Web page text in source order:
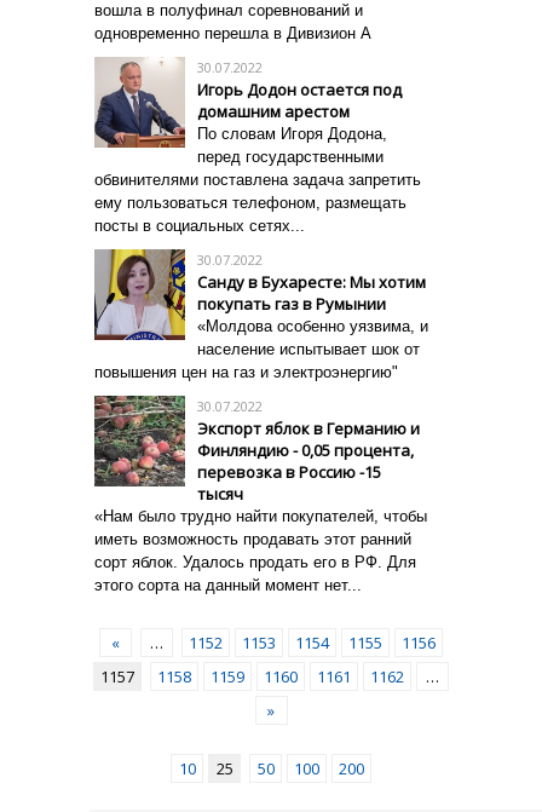
вошла в полуфинал соревнований и
одновременно перешла в Дивизион А
30.07.2022
Игорь Додон остается под
домашним арестом
По cловам Игоря Додона,
перед государственными
обвинителями поставлена задача запретить
ему пользоваться телефоном, размещать
посты в социальных сетях...
30.07.2022
Санду в Бухаресте: Мы хотим
покупать газ в Румынии
«Молдова особенно уязвима, и
население испытывает шок от
повышения цен на газ и электроэнергию"
30.07.2022
Экспорт яблок в Германию и
Финляндию - 0,05 процента,
перевозка в Россию -15
тысяч
«Нам было трудно найти покупателей, чтобы
иметь возможность продавать этот ранний
сорт яблок. Удалось продать его в РФ. Для
этого сорта на данный момент нет...
« … 1152 1153 1154 1155
1156
1157
1158 1159 1160 1161 1162
…
»
10 25 50 100 200